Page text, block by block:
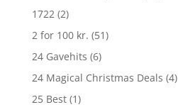
1722 (2)
2 for 100 kr. (51)
24 Gavehits (6)
24 Magical Christmas Deals (4)
25 Best (1)